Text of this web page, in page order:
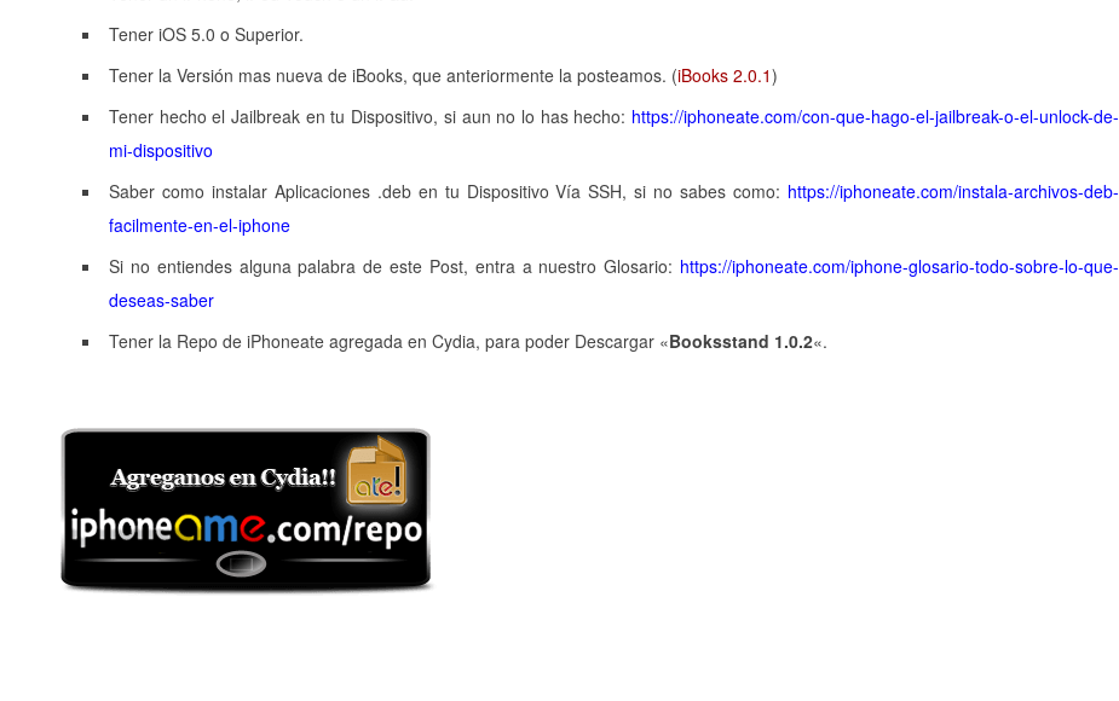
Tener iOS 5.0 o Superior.
Tener la Versión mas nueva de iBooks, que anteriormente la posteamos. (iBooks 2.0.1)
Tener hecho el Jailbreak en tu Dispositivo, si aun no lo has hecho: https://iphoneate.com/con-que-hago-el-jailbreak-o-el-unlock-de-
mi-dispositivo
Saber como instalar Aplicaciones .deb en tu Dispositivo Vía SSH, si no sabes como: https://iphoneate.com/instala-archivos-deb-
facilmente-en-el-iphone
Si no entiendes alguna palabra de este Post, entra a nuestro Glosario: https://iphoneate.com/iphone-glosario-todo-sobre-lo-que-
deseas-saber
Tener la Repo de iPhoneate agregada en Cydia, para poder Descargar «Booksstand 1.0.2«.